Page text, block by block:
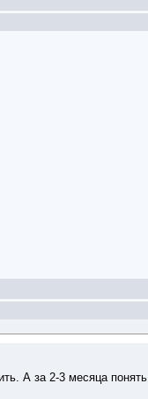
А за 2-3 месяца понять